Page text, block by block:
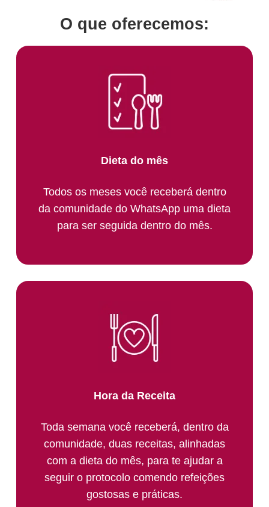
O que oferecemos:
Dieta do mês
Todos os meses você receberá dentro
da comunidade do WhatsApp uma dieta
para ser seguida dentro do mês.
Hora da Receita
Toda semana você receberá, dentro da
comunidade, duas receitas, alinhadas
com a dieta do mês, para te ajudar a
seguir o protocolo comendo refeições
gostosas e práticas.